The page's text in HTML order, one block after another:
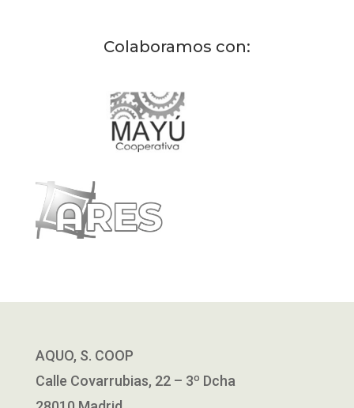
Colaboramos con:
AQUO, S. COOP
Calle Covarrubias, 22 – 3º Dcha